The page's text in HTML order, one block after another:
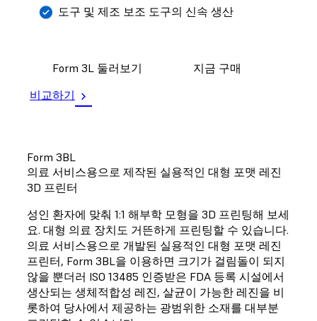
도구 및 제조 보조 도구의 신속 생산
Form 3L 둘러보기
지금 구매
비교하기
Form 3BL
의료 서비스용으로 제작된 실용적인 대형 포맷 레진
3D 프린터
성인 환자에 맞춰 1:1 해부학 모형을 3D 프린팅해 보세
요. 대형 의료 장치도 거뜬하게 프린팅할 수 있습니다.
의료 서비스용으로 개발된 실용적인 대형 포맷 레진
프린터, Form 3BL을 이용하면 크기가 걸림돌이 되지
않을 뿐더러 ISO 13485 인증받은 FDA 등록 시설에서
생산되는 생체적합성 레진, 살균이 가능한 레진을 비
롯하여 당사에서 제공하는 광범위한 소재를 대부분